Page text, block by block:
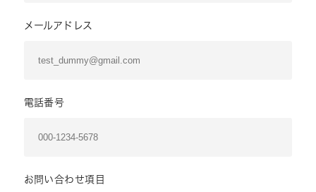
メールアドレス
電話番号
お問い合わせ項目